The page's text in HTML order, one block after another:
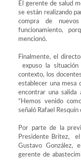
El gerente de salud
se están realizando
compra de
funcionamiento,
mencionó.
Finalmente, el
expuso la
contexto, los
establecer una mesa
encontrar una salida
“Hemos venido
señaló Rafael Resquín
Por parte de la
Presidente Britez,
Gustavo González,
gerente de